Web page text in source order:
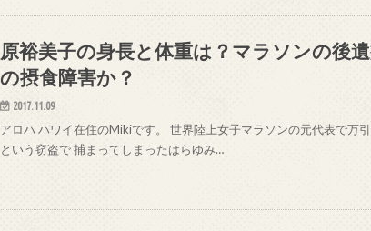
原裕美子の身長と体重は？マラソンの後
の摂食障害か？
2017.11.09
アロハ ハワイ在住のMikiです。 世界陸上女子マラソンの元代表で万引
という窃盗で 捕まってしまったはらゆみ…